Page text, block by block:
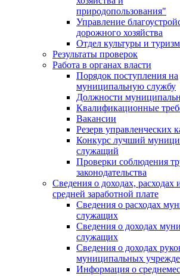
природопользования"
Управление
дорожного хозяйства
Отдел культуры и
Результаты проверок
Работа в органах власти
Порядок поступления на
муниципальную службу
Должности
Квалификационные
Вакансии
Резерв управленческих
Конкурс лучший
служащий
Проверки соблюдения
законодательства
Сведения о доходах, расходах
средней заработной плате
Сведения о расходах
служащих
Сведения о доходах
служащих
Сведения о доходах
муниципальных
Информация о